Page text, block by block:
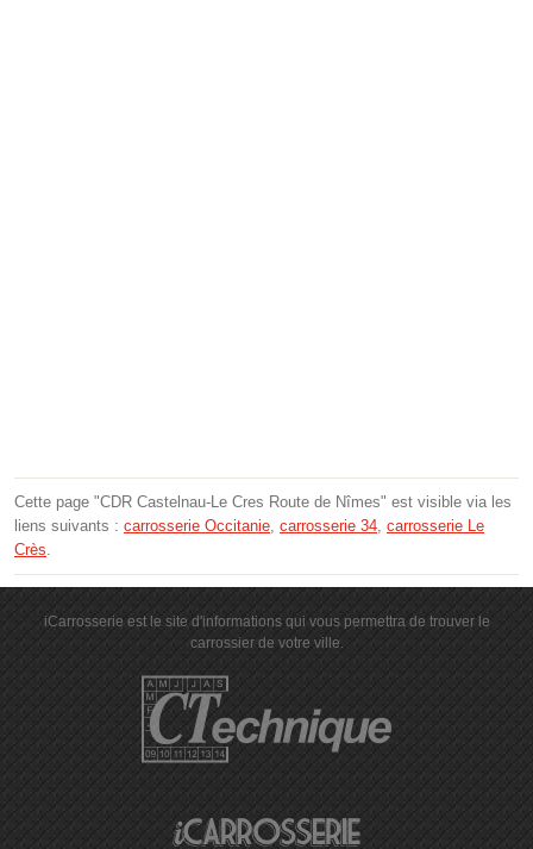
Cette page "CDR Castelnau-Le Cres Route de Nîmes" est visible via les
liens suivants : carrosserie Occitanie, carrosserie 34, carrosserie Le
Crès.
iCarrosserie est le site d'informations qui vous permettra de trouver le
carrossier de votre ville.